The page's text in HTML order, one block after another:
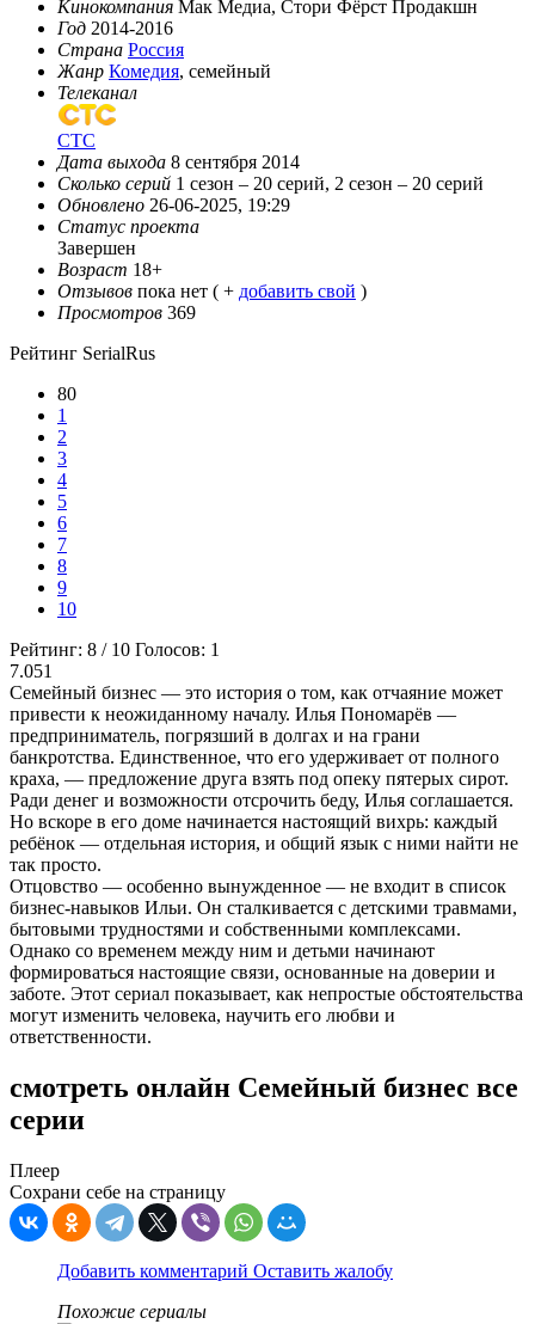
Кинокомпания Мак Медиа, Стори Фёрст Продакшн
Год 2014-2016
Страна Россия
Жанр Комедия, семейный
Телеканал
СТС
Дата выхода 8 сентября 2014
Сколько серий 1 сезон – 20 серий, 2 сезон – 20 серий
Обновлено 26-06-2025, 19:29
Статус проекта
Завершен
Возраст 18+
Отзывов пока нет ( + добавить свой )
Просмотров 369
Рейтинг SerialRus
80
1
2
3
4
5
6
7
8
9
10
Рейтинг: 8 / 10 Голосов: 1
7.051
Семейный бизнес — это история о том, как отчаяние может
привести к неожиданному началу. Илья Пономарёв —
предприниматель, погрязший в долгах и на грани
банкротства. Единственное, что его удерживает от полного
краха, — предложение друга взять под опеку пятерых сирот.
Ради денег и возможности отсрочить беду, Илья соглашается.
Но вскоре в его доме начинается настоящий вихрь: каждый
ребёнок — отдельная история, и общий язык с ними найти не
так просто.
Отцовство — особенно вынужденное — не входит в список
бизнес-навыков Ильи. Он сталкивается с детскими травмами,
бытовыми трудностями и собственными комплексами.
Однако со временем между ним и детьми начинают
формироваться настоящие связи, основанные на доверии и
заботе. Этот сериал показывает, как непростые обстоятельства
могут изменить человека, научить его любви и
ответственности.
смотреть онлайн Семейный бизнес все
серии
Плеер
Сохрани себе на страницу
Добавить комментарий Оставить жалобу
Похожие сериалы